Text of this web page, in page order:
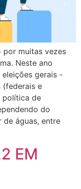
por muitas vezes
Neste ano
gerais -
(federais e
política de
do
de águas, entre
EM